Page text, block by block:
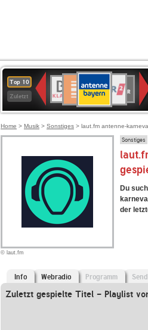
Top 10
Zuletzt
Deutschlandfunk
80er
90er
OLDIE
ANTENNE
SWR3
WDR
4
BR-
KLASSIK
Deutschlandfunk
KulturBAYERN
2
SWR
Kultur
NDR
2
Home > Musik > Sonstiges > laut.fm antenne-
© laut.fm
Sonstiges
Du
der
Info Webradio Programm
Zuletzt gespielte Titel - Playlist